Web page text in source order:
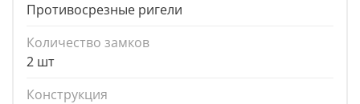
Противосрезные ригели
Количество замков
2 шт
Конструкция